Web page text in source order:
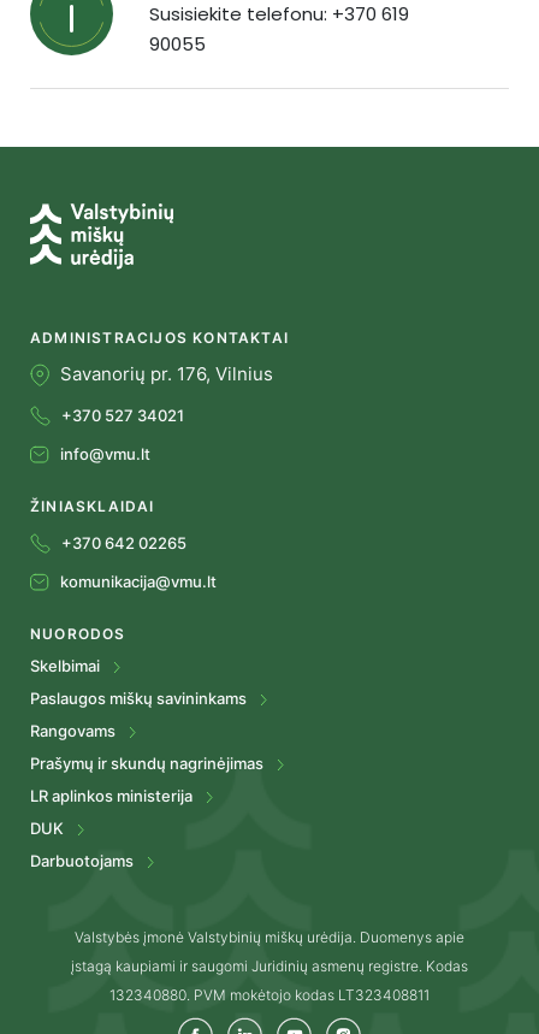
Susisiekite telefonu: +370 619
90055
ADMINISTRACIJOS KONTAKTAI
Savanorių pr. 176, Vilnius
+370 527 34021
info@vmu.lt
ŽINIASKLAIDAI
+370 642 02265
komunikacija@vmu.lt
NUORODOS
Skelbimai
Paslaugos miškų savininkams
Rangovams
Prašymų ir skundų nagrinėjimas
LR aplinkos ministerija
DUK
Darbuotojams
Valstybės įmonė Valstybinių miškų urėdija. Duomenys apie
įstagą kaupiami ir saugomi Juridinių asmenų registre. Kodas
132340880. PVM mokėtojo kodas LT323408811